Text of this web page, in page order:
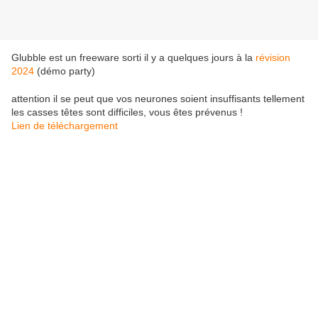
Glubble est un freeware sorti il y a quelques jours à la révision
2024 (démo party)
attention il se peut que vos neurones soient insuffisants tellement
les casses têtes sont difficiles, vous êtes prévenus !
Lien de téléchargement